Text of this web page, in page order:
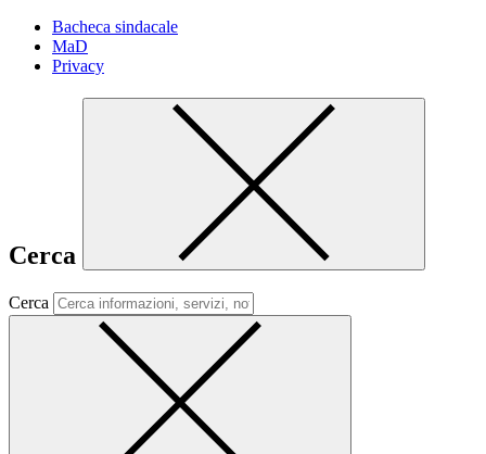
Bacheca sindacale
MaD
Privacy
Cerca
Cerca